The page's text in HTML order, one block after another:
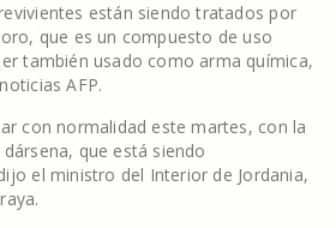
están siendo tratados por
que es un compuesto de uso
también usado como arma química,
AFP.
con normalidad este martes, con la
que está siendo
el ministro del Interior de Jordania,